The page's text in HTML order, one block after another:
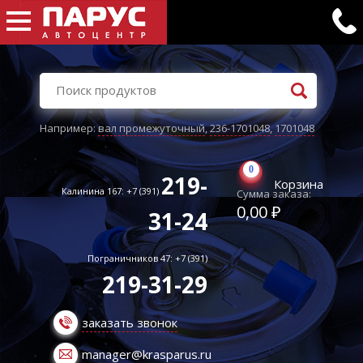
Например:вал промежуточный,236-1701048,1701048
Калинина 167: +7 (391) 219-
31-24
Пограничников 47: +7 (391)
219-31-29
заказать звонок
manager@krasparus.ru
0
Корзина
Сумма заказа:
0,00 ₽